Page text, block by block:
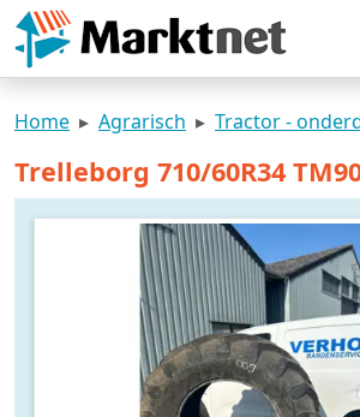
Home Agrarisch Tractor -
Trelleborg 710/60R34